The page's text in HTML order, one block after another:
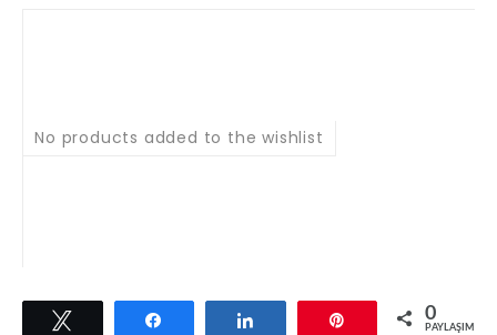
No products added to the wishlist
0
PAYLAŞIMLAR